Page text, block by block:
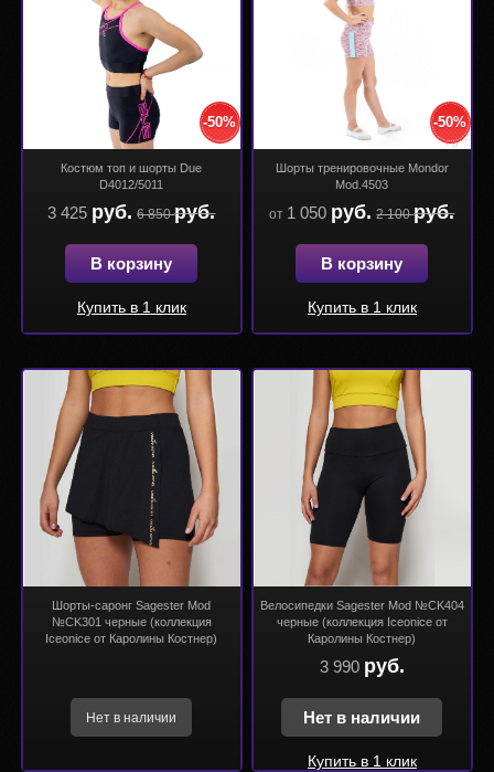
-50%
Костюм топ и шорты Due
D4012/5011
3 425 руб. 6 850руб.
В корзину
Купить в 1 клик
-50%
Шорты тренировочные Mondor
Mod.4503
от 1 050 руб. 2 100руб.
В корзину
Купить в 1 клик
Шорты-саронг Sagester Mod
№CK301 черные (коллекция
Iceonice от Каролины Костнер)
Нет в наличии
Купить в 1 клик
Велосипедки Sagester Mod №CK404
черные (коллекция Iceonice от
Каролины Костнер)
3 990 руб.
Нет в наличии
Купить в 1 клик